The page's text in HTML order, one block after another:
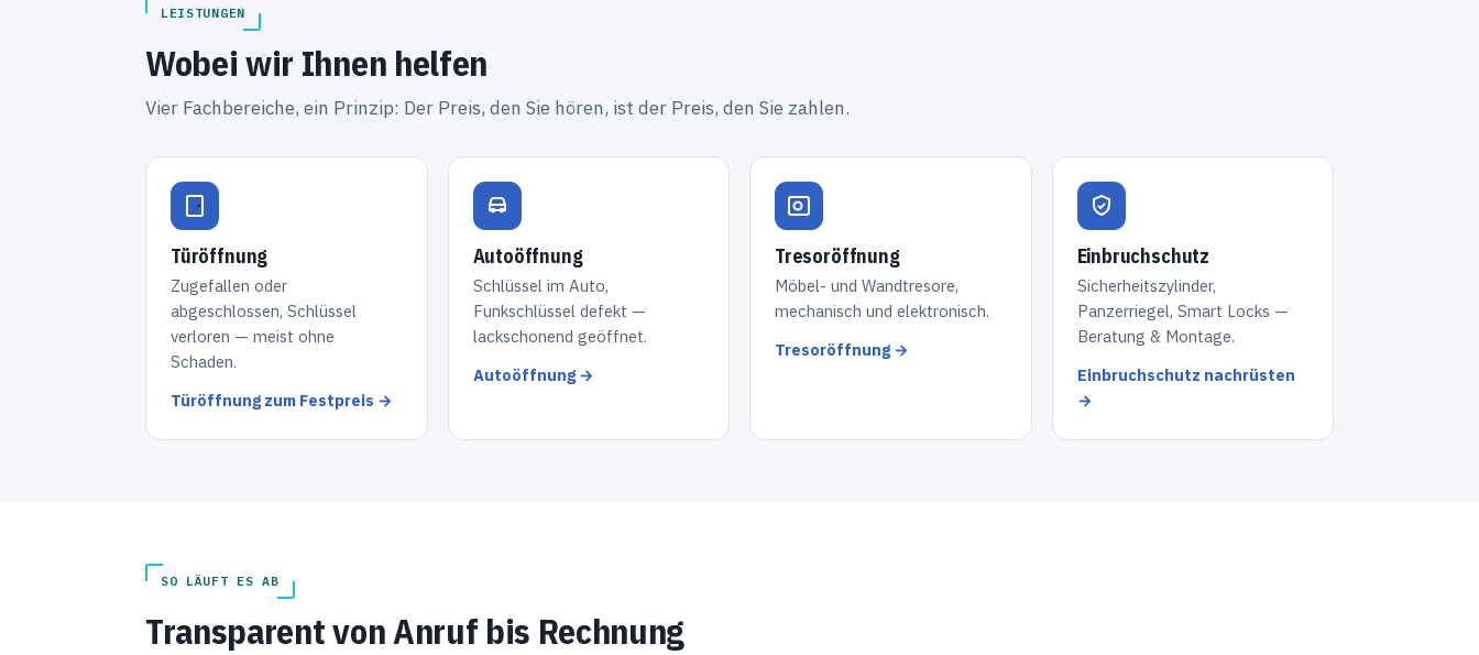
LEISTUNGEN
Wobei wir Ihnen helfen
Vier Fachbereiche, ein Prinzip: Der Preis, den Sie hören, ist der Preis, den Sie zahlen.
Türöffnung
Zugefallen oder
abgeschlossen, Schlüssel
verloren — meist ohne
Schaden.
Türöffnung zum Festpreis →
Autoöffnung
Schlüssel im Auto,
Funkschlüssel defekt —
lackschonend geöffnet.
Autoöffnung →
Tresoröffnung
Möbel- und Wandtresore,
mechanisch und elektronisch.
Tresoröffnung →
Einbruchschutz
Sicherheitszylinder,
Panzerriegel, Smart Locks —
Beratung & Montage.
Einbruchschutz nachrüsten
→
SO LÄUFT ES AB
Transparent von Anruf bis Rechnung